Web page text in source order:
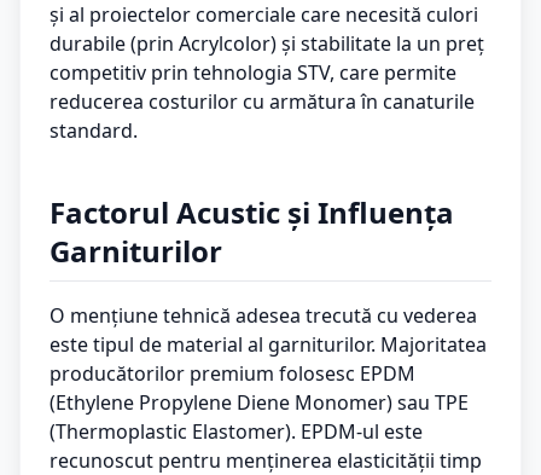
și al proiectelor comerciale care necesită culori
durabile (prin Acrylcolor) și stabilitate la un preț
competitiv prin tehnologia STV, care permite
reducerea costurilor cu armătura în canaturile
standard.
Factorul Acustic și Influența
Garniturilor
O mențiune tehnică adesea trecută cu vederea
este tipul de material al garniturilor. Majoritatea
producătorilor premium folosesc EPDM
(Ethylene Propylene Diene Monomer) sau TPE
(Thermoplastic Elastomer). EPDM-ul este
recunoscut pentru menținerea elasticității timp